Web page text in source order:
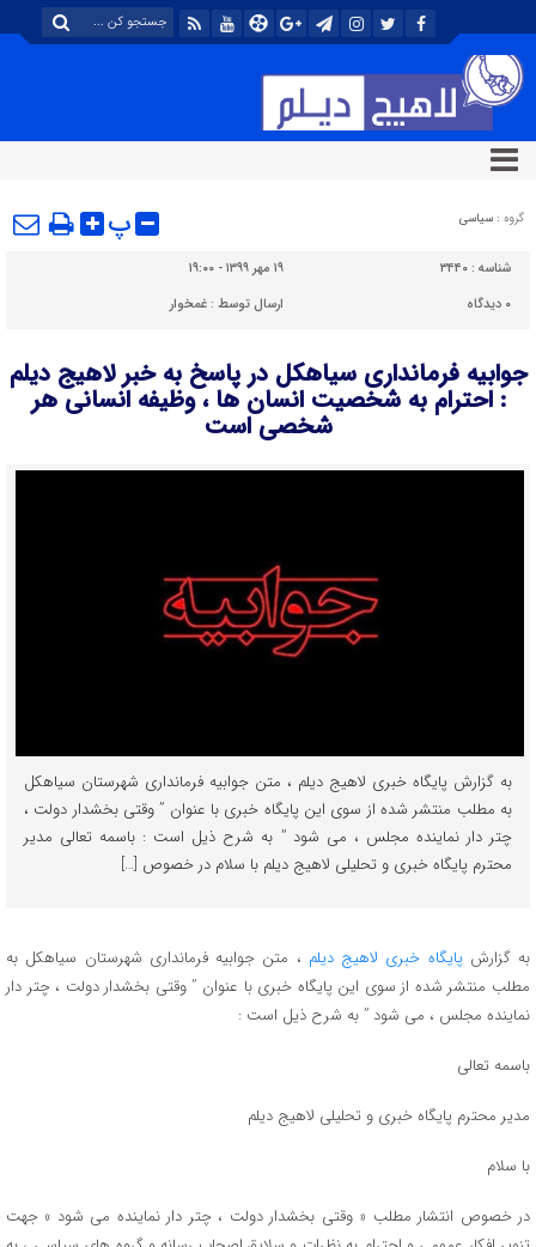
گروه : سیاسی پ
شناسه : ۳۴۴۰
۱۹ مهر ۱۳۹۹ - ۱۹:۰۰
۰ دیدگاه ارسال توسط :غمخوار
جوابیه فرمانداری سیاهکل در پاسخ به خبر لاهیج دیلم
: احترام به شخصیت انسان ها ، وظیفه انسانی هر
شخصی است
به گزارش پایگاه خبری لاهیج دیلم ، متن جوابیه فرمانداری شهرستان سیاهکل
به مطلب منتشر شده از سوی این پایگاه خبری با عنوان ” وقتی بخشدار دولت ،
چتر دار نماینده مجلس ، می شود ” به شرح ذیل است : باسمه تعالی مدیر
محترم پایگاه خبری و تحلیلی لاهیج دیلم با سلام در خصوص […]
به گزارشپایگاه خبری لاهیج دیلم ، متن جوابیه فرمانداری شهرستان سیاهکل به
مطلب منتشر شده از سوی این پایگاه خبری با عنوان ” وقتی بخشدار دولت ، چتر دار
نماینده مجلس ، می شود ” به شرح ذیل است :
باسمه تعالی
مدیر محترم پایگاه خبری و تحلیلی لاهیج دیلم
با سلام
در خصوص انتشار مطلب « وقتی بخشدار دولت ، چتر دار نماینده می شود » جهت